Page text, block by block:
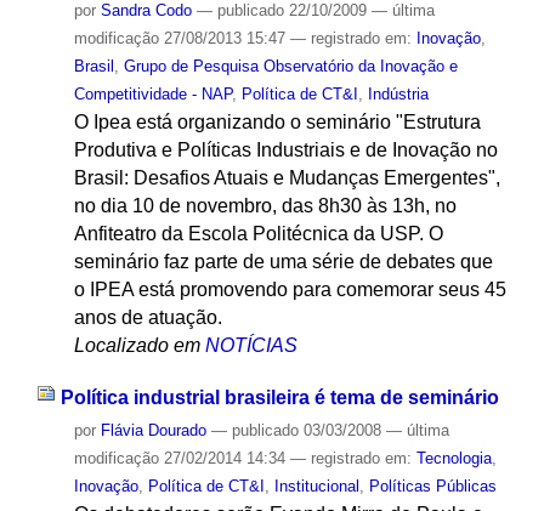
por Sandra Codo — publicado22/10/2009 — última
modificação27/08/2013 15:47 — registrado em: Inovação,
Brasil , Grupo de Pesquisa Observatório da Inovação e
Competitividade - NAP, Política de CT&I , Indústria
O Ipea está organizando o seminário "Estrutura
Produtiva e Políticas Industriais e de Inovação no
Brasil: Desafios Atuais e Mudanças Emergentes",
no dia 10 de novembro, das 8h30 às 13h, no
Anfiteatro da Escola Politécnica da USP. O
seminário faz parte de uma série de debates que
o IPEA está promovendo para comemorar seus 45
anos de atuação.
Localizado em NOTÍCIAS
Política industrial brasileira é tema de seminário
por Flávia Dourado — publicado03/03/2008 — última
modificação27/02/2014 14:34 — registrado em: Tecnologia,
Inovação, Política de CT&I , Institucional , Políticas Públicas